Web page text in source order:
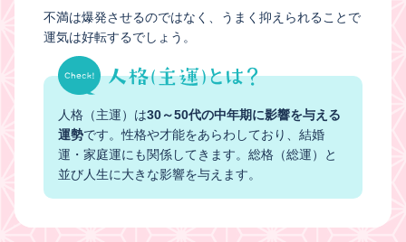
不満は爆発させるのではなく、うまく抑えられることで
運気は好転するでしょう。
人格（主運）は30～50代の中年期に影響を与える
運勢です。性格や才能をあらわしており、結婚
運・家庭運にも関係してきます。総格（総運）と
並び人生に大きな影響を与えます。